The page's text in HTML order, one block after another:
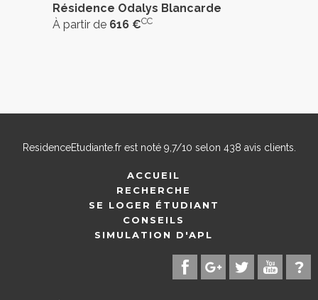
Résidence Odalys Blancarde
À partir de 616 €CC
ResidenceEtudiante.frest noté 9,7/10 selon 438 avis clients.
ACCUEIL
RECHERCHE
SE LOGER ÉTUDIANT
CONSEILS
SIMULATION D'APL